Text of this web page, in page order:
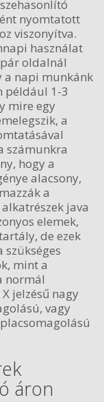
nyomtatott
viszonyítva.
használat
oldalnál
a napi munkánk
például 1-3
mire egy
a
számunkra
hogy a
alacsony,
a
java
elemek,
de ezek
szükséges
mint a
normál
jelzésű nagy
vagy
áron